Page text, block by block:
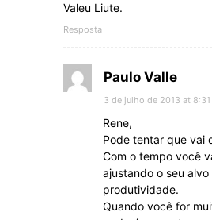
Valeu Liute.
Resposta
Paulo Valle
3 de julho de 2013 at 8:31
Rene,
Pode tentar que vai
Com o tempo você
ajustando o seu
produtividade.
Quando você for